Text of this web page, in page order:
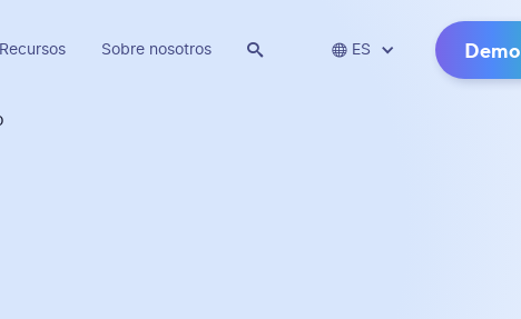
Recursos Sobre nosotros   ES Demo